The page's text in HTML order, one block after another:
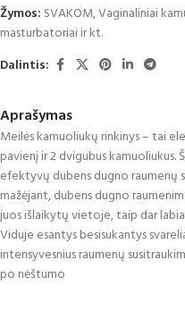
Žymos: SVAKOM,Vaginaliniai
masturbatoriai ir kt.
Dalintis:
Aprašymas
Meilės kamuoliukų rinkinys – tai
pavienį ir 2 dvigubus
efektyvų dubens dugno raumenų
mažėjant, dubens dugno
juos išlaikytų vietoje, taip dar
Viduje esantys besisukantys
intensyvesnius raumenų
po nėštumo